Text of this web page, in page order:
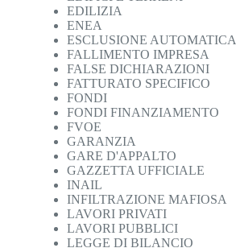
EDILIZIA
ENEA
ESCLUSIONE AUTOMATICA
FALLIMENTO IMPRESA
FALSE DICHIARAZIONI
FATTURATO SPECIFICO
FONDI
FONDI FINANZIAMENTO
FVOE
GARANZIA
GARE D'APPALTO
GAZZETTA UFFICIALE
INAIL
INFILTRAZIONE MAFIOSA
LAVORI PRIVATI
LAVORI PUBBLICI
LEGGE DI BILANCIO